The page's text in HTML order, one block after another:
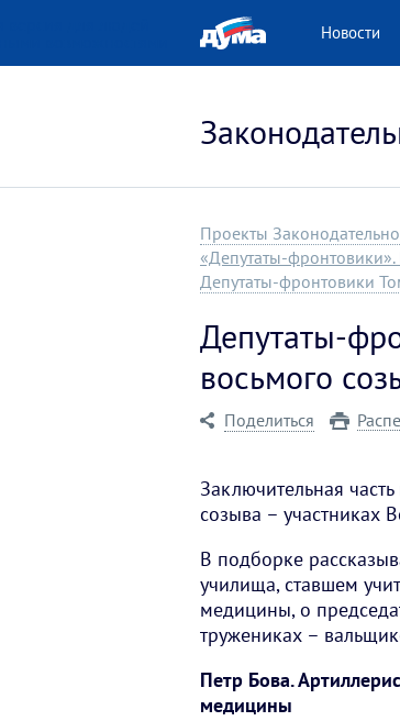
Новости
Проекты
«Депутаты-
Депутаты-фронтовики
Депутаты-
восьмого
Поделиться
Заключительная
созыва – участниках
В подборке
училища, ставшем
медицины, о
тружениках –
Петр Бова.
медицины